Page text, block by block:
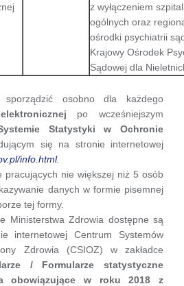
z wyłączeniem
ogólnych oraz
ośrodki psychiatrii
Krajowy Ośrodek
Sądowej dla
sporządzić osobno dla każdego
po wcześniejszym
Statystyki w Ochronie
się na stronie internetowej
info.html.
pracujących nie większej niż 5 osób
danych w formie pisemnej
tej formy.
Ministerstwa Zdrowia dostępne są
internetowej Centrum Systemów
Zdrowia (CSIOZ) w zakładce
/ Formularze statystyczne
obowiązujące w roku 2018
z